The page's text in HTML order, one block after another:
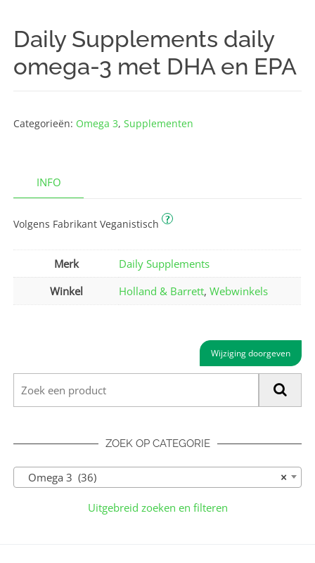
Daily Supplements daily
omega-3 met DHA en EPA
Categorieën: Omega 3,Supplementen
INFO
Volgens Fabrikant Veganistisch ?
Merk
Daily Supplements
Winkel
Holland & Barrett,Webwinkels
Wijziging doorgeven
ZOEK OP CATEGORIE
×
Omega 3 (36)
Uitgebreid zoeken en filteren